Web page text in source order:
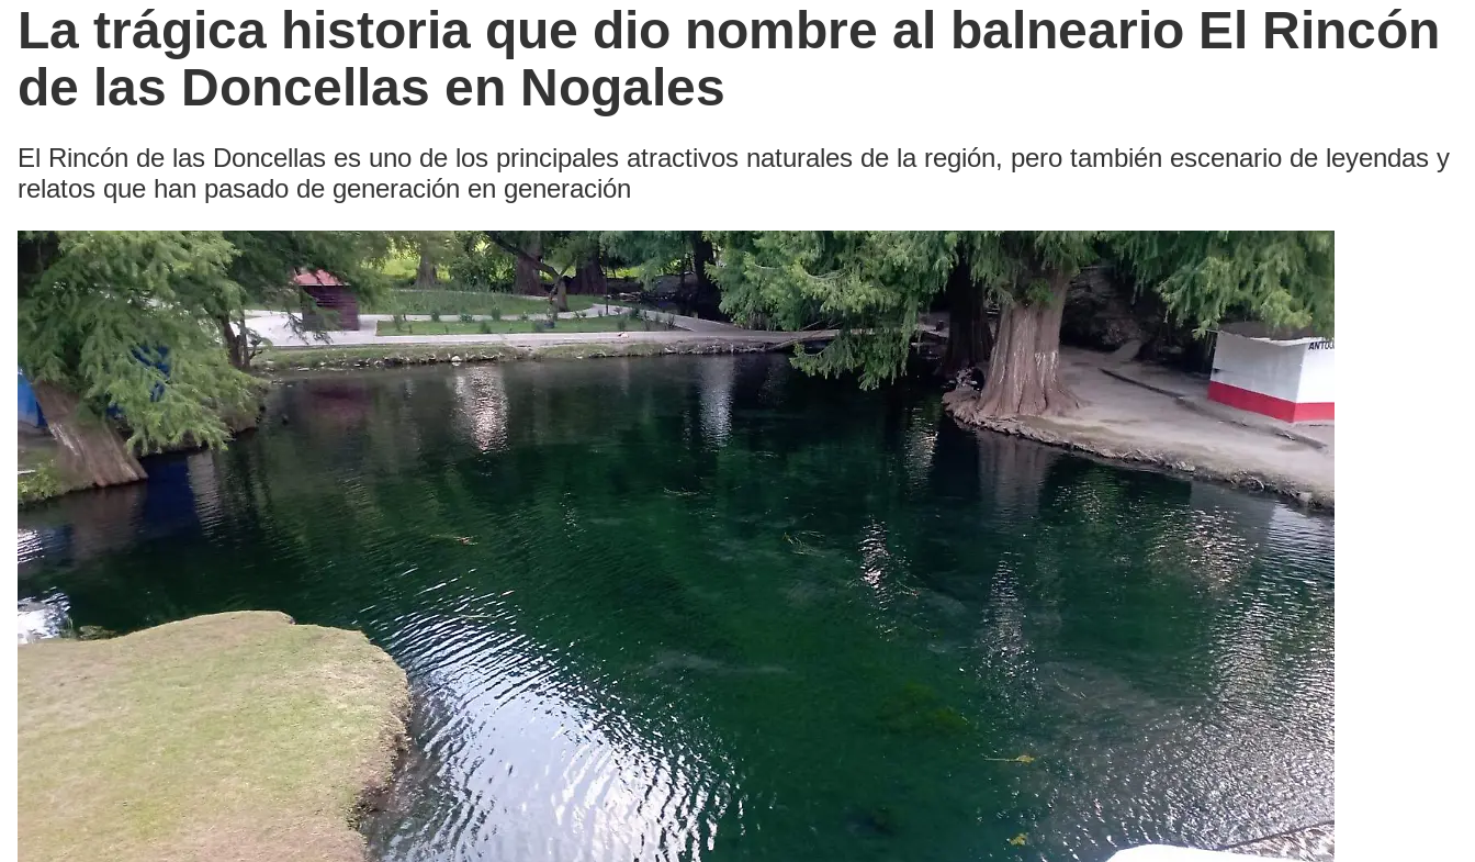
La trágica historia que dio nombre al balneario El Rincón
de las Doncellas en Nogales
El Rincón de las Doncellas es uno de los principales atractivos naturales de la región, pero también escenario de leyendas y
relatos que han pasado de generación en generación